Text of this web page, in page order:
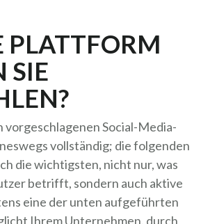
PLATTFORM
SIE
vorgeschlagenen Social-Media-
vollständig; die folgenden
die wichtigsten, nicht nur, was
betrifft, sondern auch aktive
eine der unten aufgeführten
Ihrem Unternehmen, durch